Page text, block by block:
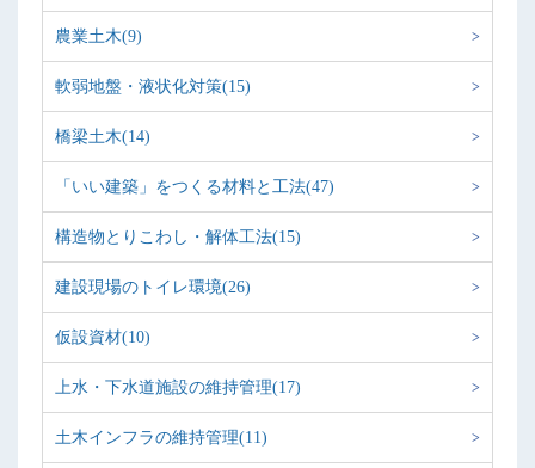
農業土木(9)
軟弱地盤・液状化対策(15)
橋梁土木(14)
「いい建築」をつくる材料と工法(47)
構造物とりこわし・解体工法(15)
建設現場のトイレ環境(26)
仮設資材(10)
上水・下水道施設の維持管理(17)
土木インフラの維持管理(11)